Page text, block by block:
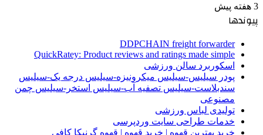
3 هفته پیش
پیوندها
DDPCHAIN freight forwarder
QuickRatey: Product reviews and ratings made simple
اسکوربرد سالن ورزشی
پودر سیلیس-سیلیس میکرونیزه-سیلیس درجه یک-سیلیس
سندبلاست-سیلیس تصفیه آب-سیلیس استخر-سیلیس چمن
مصنوعی
تولیدی لباس ورزشی
خدمات طراحی سایت وردپرسی
خرید بهترین قهوه | خرید قهوه | قهوه گرنیکا کافی